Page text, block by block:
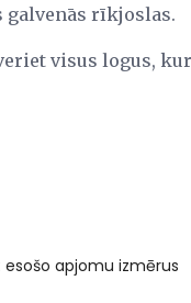
rīkjoslas.
visus logus,
apjomu izmērus